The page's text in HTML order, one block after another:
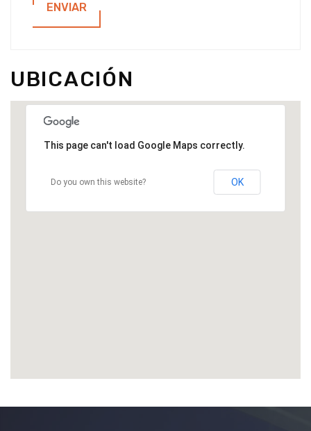
ENVIAR
UBICACIÓN
This page can't load Google Maps correctly.
Do you own this website? OK